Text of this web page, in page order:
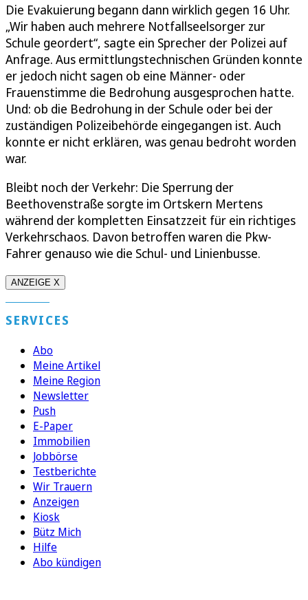
Die Evakuierung begann dann wirklich gegen 16 Uhr.
„Wir haben auch mehrere Notfallseelsorger zur
Schule geordert“, sagte ein Sprecher der Polizei auf
Anfrage. Aus ermittlungstechnischen Gründen konnte
er jedoch nicht sagen ob eine Männer- oder
Frauenstimme die Bedrohung ausgesprochen hatte.
Und: ob die Bedrohung in der Schule oder bei der
zuständigen Polizeibehörde eingegangen ist. Auch
konnte er nicht erklären, was genau bedroht worden
war.
Bleibt noch der Verkehr: Die Sperrung der
Beethovenstraße sorgte im Ortskern Mertens
während der kompletten Einsatzzeit für ein richtiges
Verkehrschaos. Davon betroffen waren die Pkw-
Fahrer genauso wie die Schul- und Linienbusse.
ANZEIGE X
SERVICES
Abo
Meine Artikel
Meine Region
Newsletter
Push
E-Paper
Immobilien
Jobbörse
Testberichte
Wir Trauern
Anzeigen
Kiosk
Bütz Mich
Hilfe
Abo kündigen